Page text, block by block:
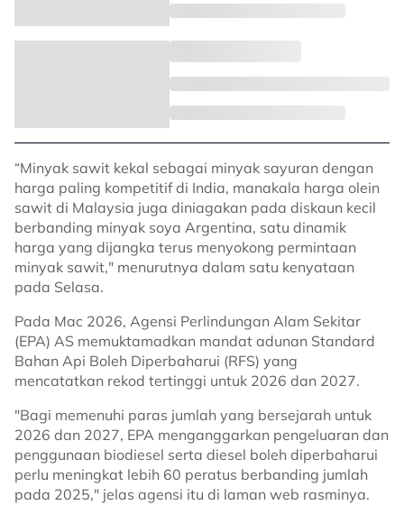
“Minyak sawit kekal sebagai minyak sayuran dengan
harga paling kompetitif di India, manakala harga olein
sawit di Malaysia juga diniagakan pada diskaun kecil
berbanding minyak soya Argentina, satu dinamik
harga yang dijangka terus menyokong permintaan
minyak sawit," menurutnya dalam satu kenyataan
pada Selasa.
Pada Mac 2026, Agensi Perlindungan Alam Sekitar
(EPA) AS memuktamadkan mandat adunan Standard
Bahan Api Boleh Diperbaharui (RFS) yang
mencatatkan rekod tertinggi untuk 2026 dan 2027.
"Bagi memenuhi paras jumlah yang bersejarah untuk
2026 dan 2027, EPA menganggarkan pengeluaran dan
penggunaan biodiesel serta diesel boleh diperbaharui
perlu meningkat lebih 60 peratus berbanding jumlah
pada 2025," jelas agensi itu di laman web rasminya.